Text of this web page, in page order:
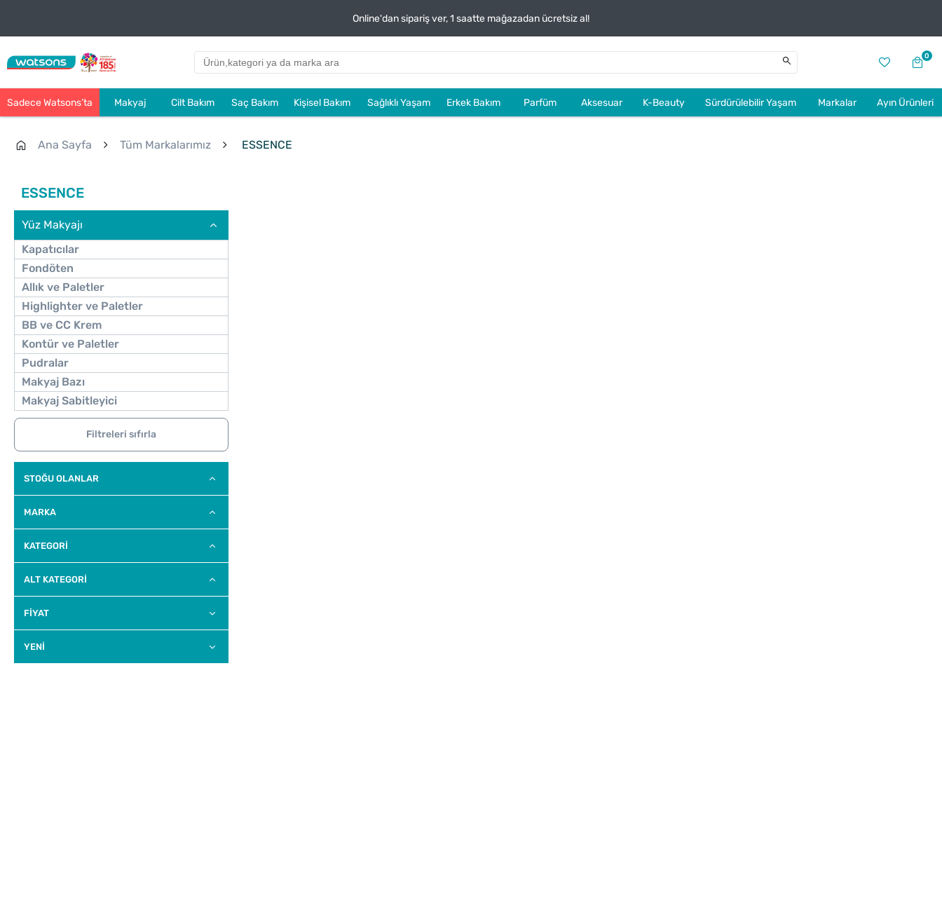
Online'dan sipariş ver, 1 saatte mağazadan ücretsiz al!
0
Sadece Watsons’ta Makyaj Cilt Bakım Saç Bakım Kişisel Bakım Sağlıklı Yaşam Erkek Bakım Parfüm Aksesuar K-Beauty Sürdürülebilir Yaşam Markalar Ayın Ürünleri
Ana Sayfa Tüm Markalarımız ESSENCE
ESSENCE
Yüz Makyajı
Kapatıcılar
Fondöten
Allık ve Paletler
Highlighter ve Paletler
BB ve CC Krem
Kontür ve Paletler
Pudralar
Makyaj Bazı
Makyaj Sabitleyici
Filtreleri sıfırla
STOĞU OLANLAR
MARKA
KATEGORİ
ALT KATEGORI
FİYAT
YENI